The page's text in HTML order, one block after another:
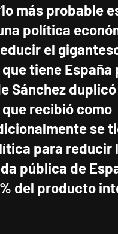
lo más probable
política
el
tiene España
Sánchez
recibió como
se
para reducir
pública de
del producto